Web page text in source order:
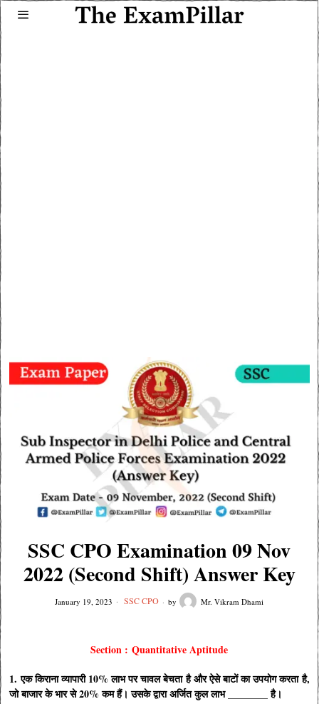
SSC CPO Examination 09 Nov
2022 (Second Shift) Answer Key
January 19, 2023 SSC CPO by Mr. Vikram Dhami
Section :Quantitative Aptitude
1. एक किराना व्यापारी 10% लाभ पर चावल बेचता है और ऐसे बाटों का उपयोग करता है,
जो बाजार के भार से 20% कम हैं। उसके द्वारा अर्जित कुल लाभ ________ है।